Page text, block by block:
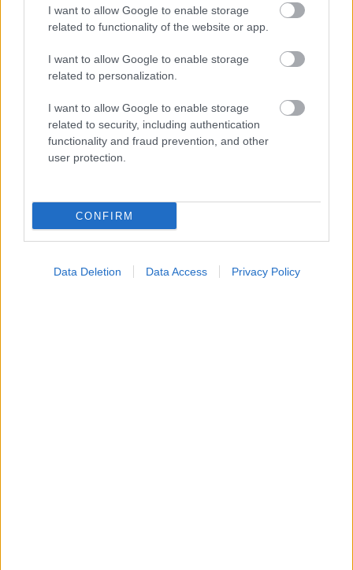
I want to allow Google to enable storage
related to functionality of the website or app.
I want to allow Google to enable storage
related to personalization.
I want to allow Google to enable storage
related to security, including authentication
functionality and fraud prevention, and other
user protection.
CONFIRM
Data Deletion Data Access Privacy Policy
καθορίσει τη
μακροπρόθεσμη
GLP-1 για απώλεια
Φάρμακα GLP-3
δείχνουν υποσχόμενα σε
κλινική δοκιμή για
γενόσημου φαρμάκου